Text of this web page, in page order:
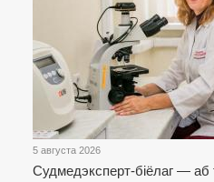
5 августа 2026
Cудмедэксперт-біёлаг — аб